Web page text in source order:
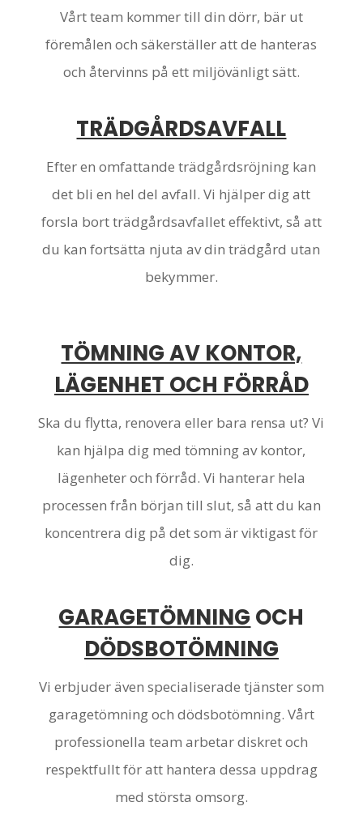
Vårt team kommer till din dörr, bär ut
föremålen och säkerställer att de hanteras
och återvinns på ett miljövänligt sätt.
TRÄDGÅRDSAVFALL
Efter en omfattande trädgårdsröjning kan
det bli en hel del avfall. Vi hjälper dig att
forsla bort trädgårdsavfallet effektivt, så att
du kan fortsätta njuta av din trädgård utan
bekymmer.
TÖMNING AV KONTOR,
LÄGENHET OCH FÖRRÅD
Ska du flytta, renovera eller bara rensa ut? Vi
kan hjälpa dig med tömning av kontor,
lägenheter och förråd. Vi hanterar hela
processen från början till slut, så att du kan
koncentrera dig på det som är viktigast för
dig.
GARAGETÖMNING OCH
DÖDSBOTÖMNING
Vi erbjuder även specialiserade tjänster som
garagetömning och dödsbotömning. Vårt
professionella team arbetar diskret och
respektfullt för att hantera dessa uppdrag
med största omsorg.